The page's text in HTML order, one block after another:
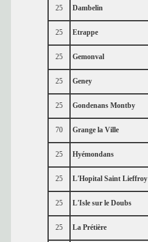
25 Dambelin
25 Etrappe
25 Gemonval
25 Geney
25 Gondenans Montby
70 Grange la Ville
25 Hyémondans
25 L'Hopital Saint Lieffroy
25 L'Isle sur le Doubs
25 La Prétière